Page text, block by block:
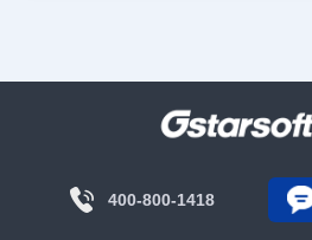
400-800-1418